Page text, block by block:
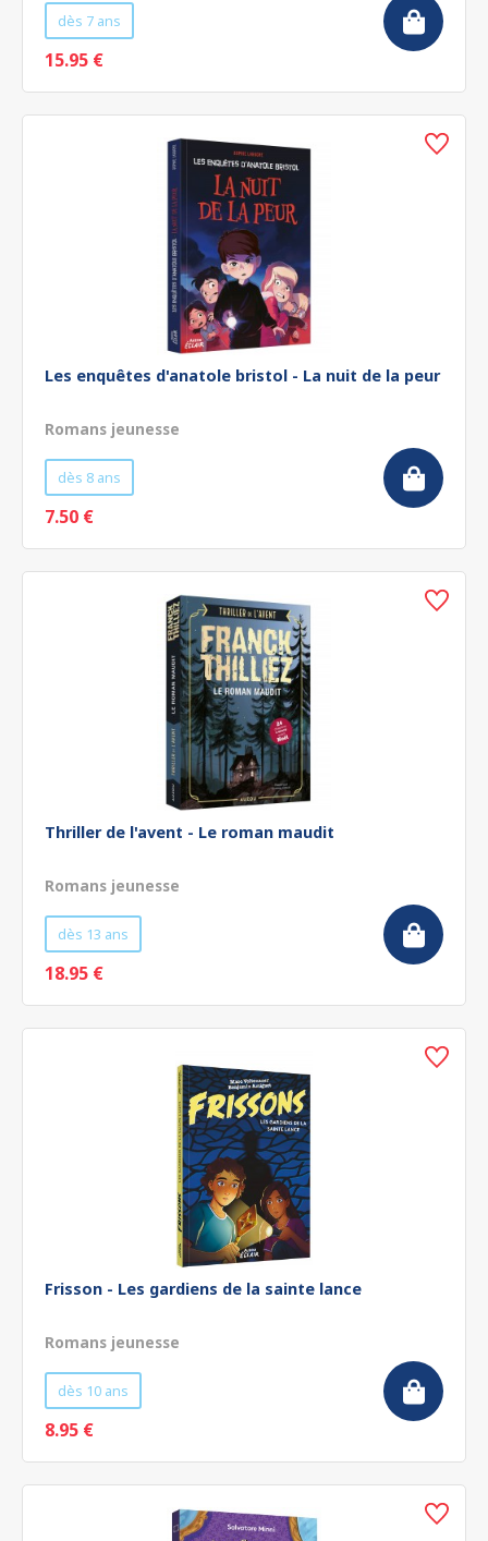
dès 7 ans
15.95 €
Les enquêtes d'anatole bristol - La nuit de la peur
Romans jeunesse
dès 8 ans
7.50 €
Thriller de l'avent - Le roman maudit
Romans jeunesse
dès 13 ans
18.95 €
Frisson - Les gardiens de la sainte lance
Romans jeunesse
dès 10 ans
8.95 €